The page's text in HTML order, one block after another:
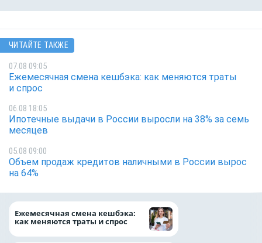
ЧИТАЙТЕ ТАКЖЕ
07.08 09:05
Ежемесячная смена кешбэка: как меняются траты
и спрос
06.08 18:05
Ипотечные выдачи в России выросли на 38% за семь
месяцев
05.08 09:00
Объем продаж кредитов наличными в России вырос
на 64%
Ежемесячная смена кешбэка:
как меняются траты и спрос